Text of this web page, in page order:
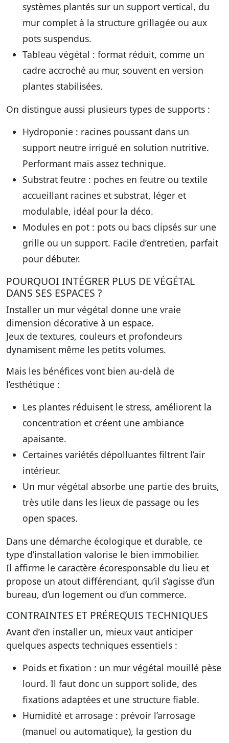
systèmes plantés sur un support vertical, du
mur complet à la structure grillagée ou aux
pots suspendus.
Tableau végétal : format réduit, comme un
cadre accroché au mur, souvent en version
plantes stabilisées.
On distingue aussi plusieurs types de supports :
Hydroponie : racines poussant dans un
support neutre irrigué en solution nutritive.
Performant mais assez technique.
Substrat feutre : poches en feutre ou textile
accueillant racines et substrat, léger et
modulable, idéal pour la déco.
Modules en pot : pots ou bacs clipsés sur une
grille ou un support. Facile d’entretien, parfait
pour débuter.
POURQUOI INTÉGRER PLUS DE VÉGÉTAL
DANS SES ESPACES ?
Installer un mur végétal donne une vraie
dimension décorative à un espace.
Jeux de textures, couleurs et profondeurs
dynamisent même les petits volumes.
Mais les bénéfices vont bien au-delà de
l’esthétique :
Les plantes réduisent le stress, améliorent la
concentration et créent une ambiance
apaisante.
Certaines variétés dépolluantes filtrent l’air
intérieur.
Un mur végétal absorbe une partie des bruits,
très utile dans les lieux de passage ou les
open spaces.
Dans une démarche écologique et durable, ce
type d’installation valorise le bien immobilier.
Il affirme le caractère écoresponsable du lieu et
propose un atout différenciant, qu’il s’agisse d’un
bureau, d’un logement ou d’un commerce.
CONTRAINTES ET PRÉREQUIS TECHNIQUES
Avant d’en installer un, mieux vaut anticiper
quelques aspects techniques essentiels :
Poids et fixation : un mur végétal mouillé pèse
lourd. Il faut donc un support solide, des
fixations adaptées et une structure fiable.
Humidité et arrosage : prévoir l’arrosage
(manuel ou automatique), la gestion du